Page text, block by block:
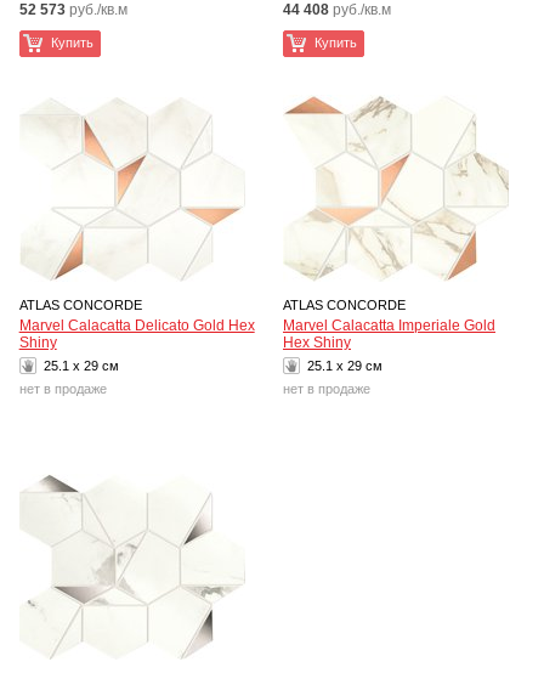
52 573 руб./кв.м
Купить
44 408 руб./кв.м
Купить
ATLAS CONCORDE
Marvel Calacatta Delicato Gold Hex
Shiny
25.1 x 29 см
нет в продаже
ATLAS CONCORDE
Marvel Calacatta Imperiale Gold
Hex Shiny
25.1 x 29 см
нет в продаже